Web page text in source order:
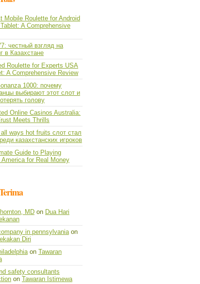
Mobile Roulette for Android
A Comprehensive
честный взгляд на
в Казахстане
Roulette for Experts USA
A Comprehensive Review
1000: почему
выбирают этот слот и
голову
Online Casinos Australia:
Meets Thrills
ways hot fruits слот стал
казахстанских игроков
Guide to Playing
America for Real Money
MD on Dua Hari
in pennsylvaniaon
Diri
on Tawaran
safety consultants
on Tawaran Istimewa